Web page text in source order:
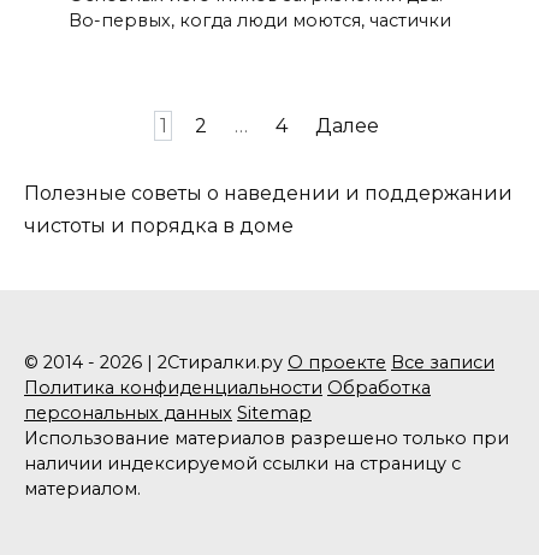
Во-первых, когда люди моются, частички
1 2 … 4 Далее
Полезные советы о наведении и поддержании
чистоты и порядка в доме
© 2014 - 2026 | 2Стиралки.ру О проекте Все записи
Политика конфиденциальности Обработка
персональных данных Sitemap
Использование материалов разрешено только при
наличии индексируемой ссылки на страницу с
материалом.